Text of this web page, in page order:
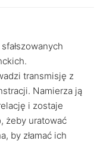
transmisję z
Namierza ją
i zostaje
żeby uratować
by złamać ich